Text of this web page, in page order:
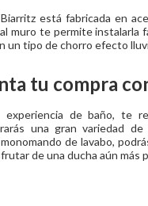
está fabricada en
muro te permite
un tipo de chorro efecto
tu compra
experiencia de baño, te
una gran variedad
de lavabo,
de una ducha aún más